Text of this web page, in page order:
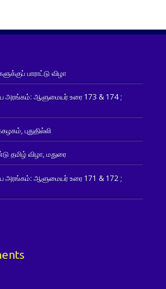
பாராட்டு விழா
அரங்கம்: ஆளுமையர் உரை 173 & 174 ;
புதுதில்லி
தமிழ் விழா, மதுரை
அரங்கம்: ஆளுமையர் உரை 171 & 172 ;